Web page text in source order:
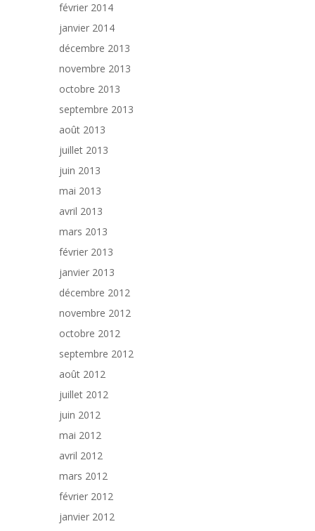
février 2014
janvier 2014
décembre 2013
novembre 2013
octobre 2013
septembre 2013
août 2013
juillet 2013
juin 2013
mai 2013
avril 2013
mars 2013
février 2013
janvier 2013
décembre 2012
novembre 2012
octobre 2012
septembre 2012
août 2012
juillet 2012
juin 2012
mai 2012
avril 2012
mars 2012
février 2012
janvier 2012